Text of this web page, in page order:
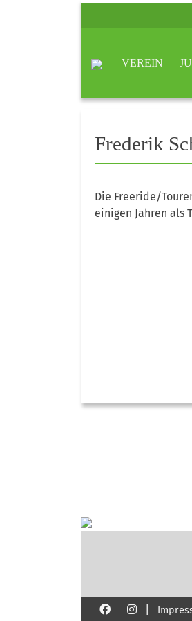
VEREIN
Frederik
Die Freeride/
einigen Jahren als